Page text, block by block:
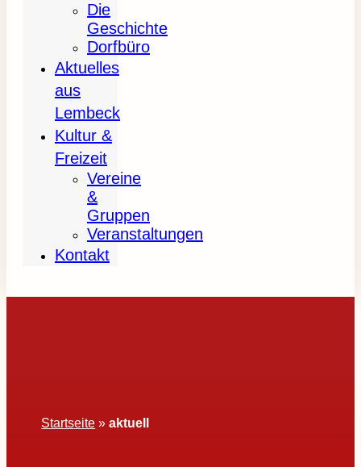
Die
Geschichte
Dorfbüro
Aktuelles
aus
Lembeck
Kultur &
Freizeit
Vereine
&
Gruppen
Veranstaltungen
Kontakt
Startseite »aktuell